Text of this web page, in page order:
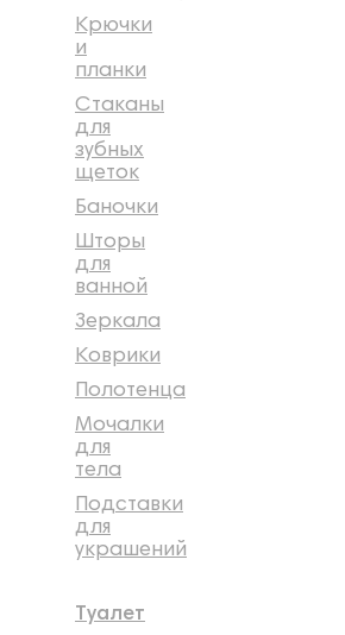
Крючки
и
планки
Стаканы
для
зубных
щеток
Баночки
Шторы
для
ванной
Зеркала
Коврики
Полотенца
Мочалки
для
тела
Подставки
для
украшений
Туалет